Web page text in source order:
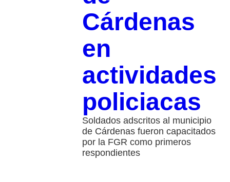
Cárdenas
en
actividades
policiacas
Soldados adscritos al municipio
de Cárdenas fueron capacitados
por la FGR como primeros
respondientes